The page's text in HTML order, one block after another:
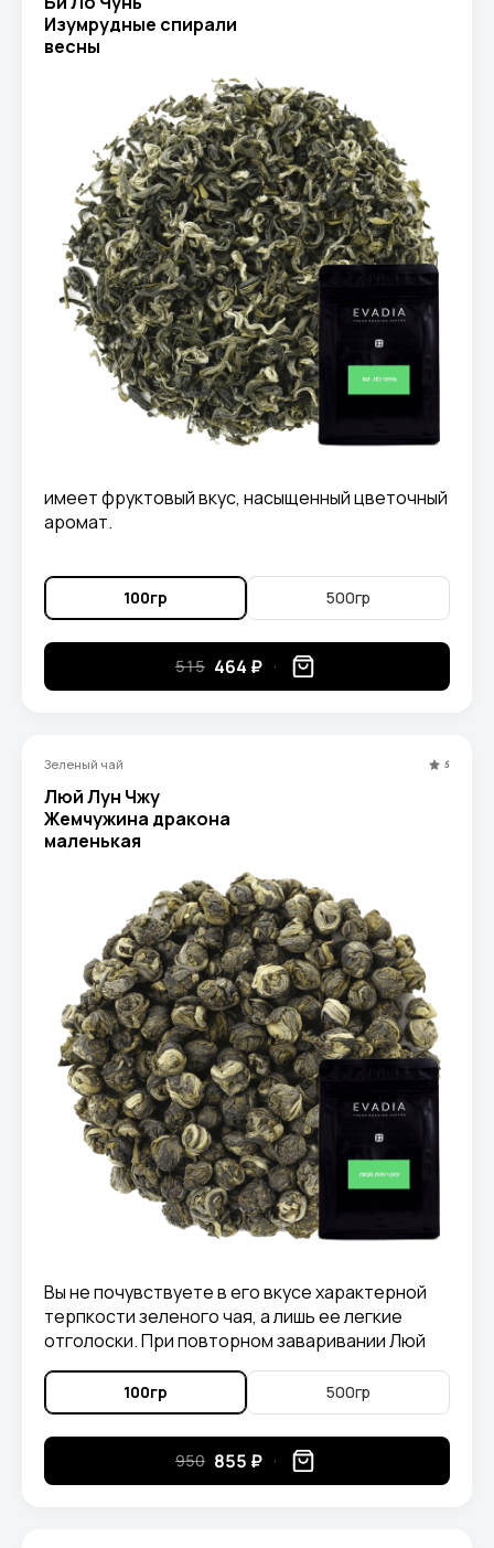
Изумрудные спирали
весны
имеет фруктовый вкус, насыщенный цветочный
аромат.
100гр 500гр
515 464 ₽
Зеленый чай 5
Люй Лун Чжу
Жемчужина дракона
маленькая
Вы не почувствуете в его вкусе характерной
терпкости зеленого чая, а лишь ее легкие
отголоски. При повторном заваривании Люй
Лун Чжу, можно ощутить в его вкусе приятные
нотки злаковых растений.
100гр 500гр
950 855 ₽